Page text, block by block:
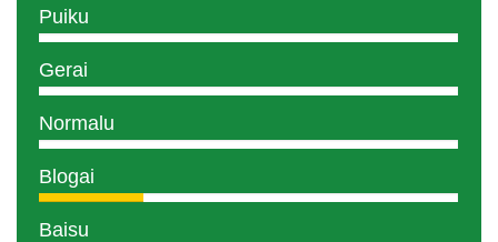
Puiku
Gerai
Normalu
Blogai
Baisu